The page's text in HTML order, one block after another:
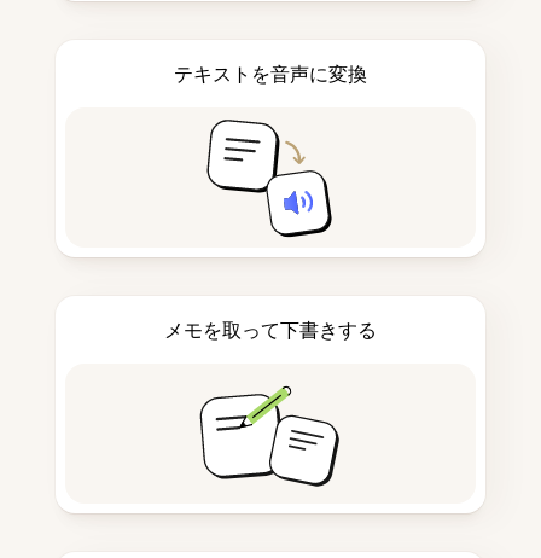
テキストを音声に変換
メモを取って下書きする